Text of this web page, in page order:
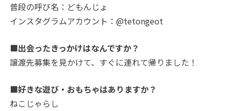
普段の呼び名：どもんじょ
インスタグラムアカウント：@tetongeot
■出会ったきっかけはなんですか？
譲渡先募集を見かけて、すぐに連れて帰りました！
■好きな遊び・おもちゃはありますか？
ねこじゃらし